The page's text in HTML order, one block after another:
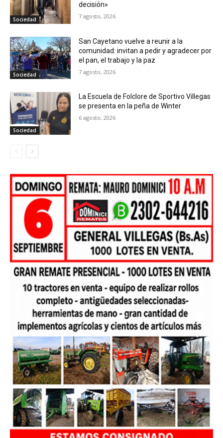
Sociedad
decisión»
7 agosto, 2026
Sociedad
San Cayetano vuelve a reunir a la
comunidad: invitan a pedir y agradecer por
el pan, el trabajo y la paz
7 agosto, 2026
Sociedad
La Escuela de Folclore de Sportivo Villegas
se presenta en la peña de Winter
6 agosto, 2026